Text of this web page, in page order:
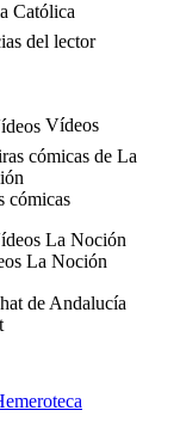
Católica
del lector
Vídeos
cómicas
La Noción